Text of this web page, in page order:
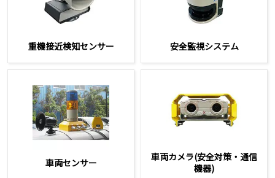
重機接近検知センサー 安全監視システム
車両センサー
車両カメラ(安全対策・通信
機器)